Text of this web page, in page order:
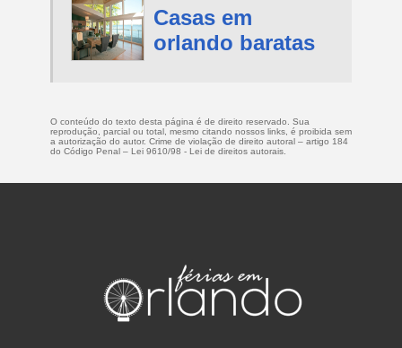
Casas em
orlando baratas
O conteúdo do texto desta página é de direito reservado. Sua
reprodução, parcial ou total, mesmo citando nossos links, é proibida sem
a autorização do autor. Crime de violação de direito autoral – artigo 184
do Código Penal – Lei 9610/98 - Lei de direitos autorais